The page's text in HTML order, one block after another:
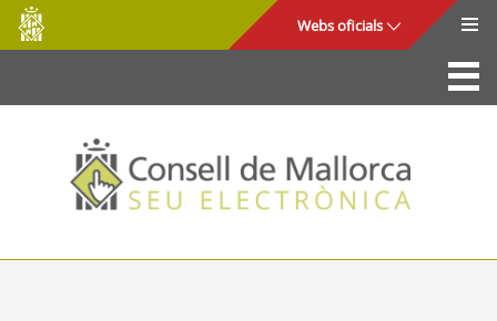
Salta al contingut principal
Consell
de
Mallorca
Webs oficials
La Seu
Consell de Mallorca
Accés i seguretat
Utilitats